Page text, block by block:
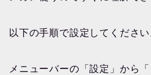
以下の手順で設定してください
メニューバーの「設定」から